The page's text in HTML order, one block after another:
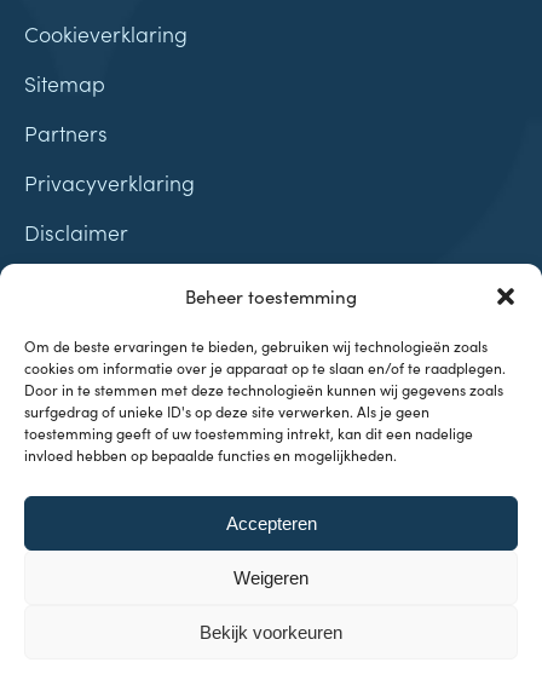
Beheer toestemming
Om de beste ervaringen te bieden, gebruiken wij technologieën zoals
cookies om informatie over je apparaat op te slaan en/of te raadplegen.
Door in te stemmen met deze technologieën kunnen wij gegevens zoals
surfgedrag of unieke ID's op deze site verwerken. Als je geen
toestemming geeft of uw toestemming intrekt, kan dit een nadelige
invloed hebben op bepaalde functies en mogelijkheden.
Accepteren
Weigeren
Bekijk voorkeuren
Cookieverklaring
Sitemap
Partners
Privacyverklaring
Disclaimer
Onderwerpen
Investeren & Beleggen